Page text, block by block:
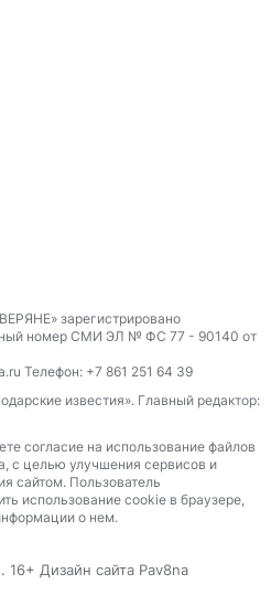
зарегистрировано
номер СМИ ЭЛ № ФС 77 - 90140 от
Телефон: +7 861 251 64 39
известия». Главный редактор:
согласие на использование файлов
с целью улучшения сервисов и
сайтом. Пользователь
использование сооkіе в браузере,
о нем.
Дизайн сайта Pav8na